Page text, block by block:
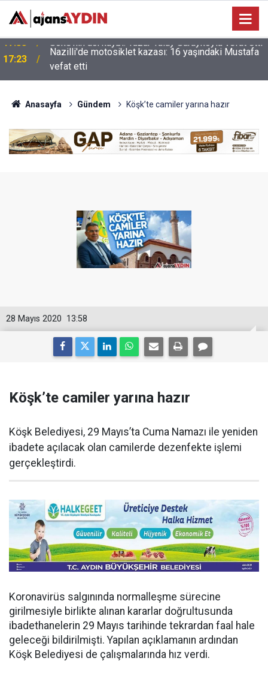
17:23
Nazilli'de motosiklet kazası: 16 yaşındaki Mustafa
vefat etti
Anasayfa Gündem Köşk’te camiler yarına hazır
13:58
28 Mayıs 2020
Köşk’te camiler yarına hazır
Köşk Belediyesi, 29 Mayıs’ta Cuma Namazı ile yeniden
ibadete açılacak olan camilerde dezenfekte işlemi
gerçekleştirdi.
Koronavirüs salgınında normalleşme sürecine
girilmesiyle birlikte alınan kararlar doğrultusunda
ibadethanelerin 29 Mayıs tarihinde tekrardan faal hale
geleceği bildirilmişti. Yapılan açıklamanın ardından
Köşk Belediyesi de çalışmalarında hız verdi.